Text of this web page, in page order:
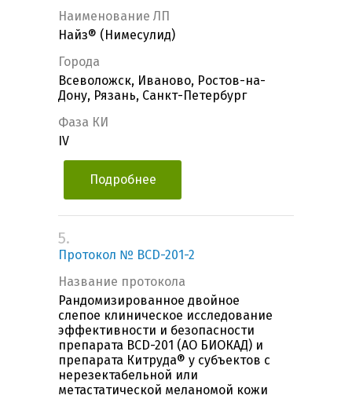
Наименование ЛП
Найз® (Нимесулид)
Города
Всеволожск, Иваново, Ростов-на-
Дону, Рязань, Санкт-Петербург
Фаза КИ
IV
Подробнее
5.
Протокол № BCD-201-2
Название протокола
Рандомизированное двойное
слепое клиническое исследование
эффективности и безопасности
препарата BCD-201 (АО БИОКАД) и
препарата Китруда® у субъектов с
нерезектабельной или
метастатической меланомой кожи